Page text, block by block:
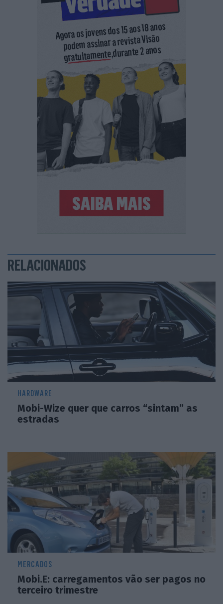
RELACIONADOS
HARDWARE
Mobi-Wize quer que carros “sintam” as
estradas
MERCADOS
Mobi.E: carregamentos vão ser pagos no
terceiro trimestre